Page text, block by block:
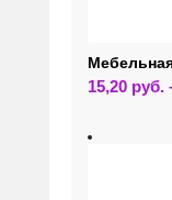
15,20 руб.